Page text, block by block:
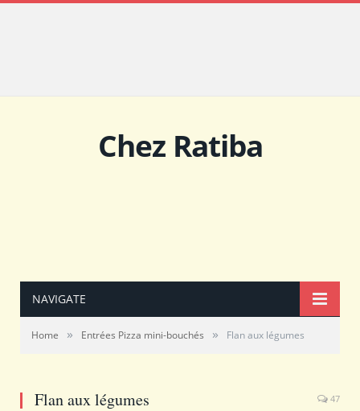
Chez Ratiba
NAVIGATE
Home » Entrées Pizza mini-bouchés » Flan aux légumes
Flan aux légumes 47